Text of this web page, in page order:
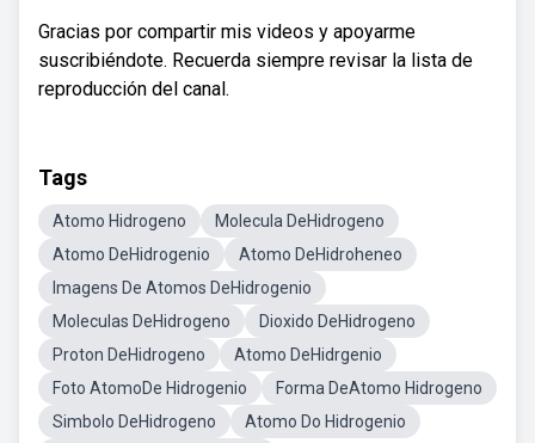
Gracias por compartir mis videos y apoyarme
suscribiéndote. Recuerda siempre revisar la lista de
reproducción del canal.
Tags
Atomo Hidrogeno
Molecula DeHidrogeno
Atomo DeHidrogenio
Atomo DeHidroheneo
Imagens De Atomos DeHidrogenio
Moleculas DeHidrogeno
Dioxido DeHidrogeno
Proton DeHidrogeno
Atomo DeHidrgenio
Foto AtomoDe Hidrogenio
Forma DeAtomo Hidrogeno
Simbolo DeHidrogeno
Atomo Do Hidrogenio